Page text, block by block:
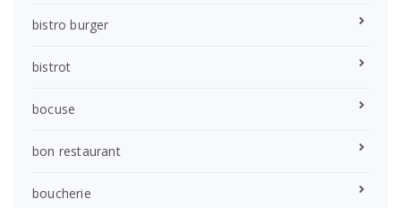
bistro burger
bistrot
bocuse
bon restaurant
boucherie